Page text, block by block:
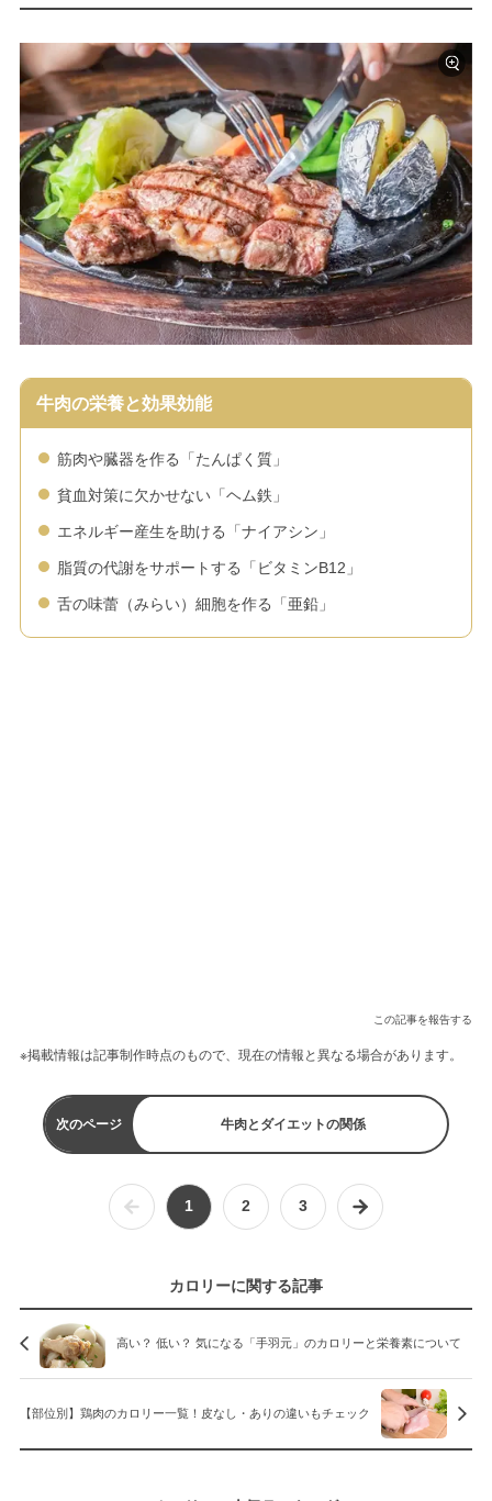
牛肉の栄養と効果効能
筋肉や臓器を作る「たんぱく質」
貧血対策に欠かせない「ヘム鉄」
エネルギー産生を助ける「ナイアシン」
脂質の代謝をサポートする「ビタミンB12」
舌の味蕾（みらい）細胞を作る「亜鉛」
この記事を報告する
※掲載情報は記事制作時点のもので、現在の情報と異なる場合があります。
次のページ 牛肉とダイエットの関係
1 2 3
カロリーに関する記事
高い？ 低い？ 気になる「手羽元」のカロリーと栄養素について
【部位別】鶏肉のカロリー一覧！皮なし・ありの違いもチェック